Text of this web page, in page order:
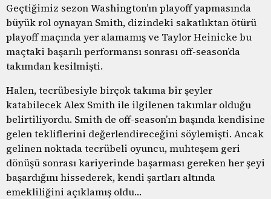
Geçtiğimiz sezon Washington’ın playoff yapmasında
büyük rol oynayan Smith, dizindeki sakatlıktan ötürü
playoff maçında yer alamamış ve Taylor Heinicke bu
maçtaki başarılı performansı sonrası off-season’da
takımdan kesilmişti.
Halen, tecrübesiyle birçok takıma bir şeyler
katabilecek Alex Smith ile ilgilenen takımlar olduğu
belirtiliyordu. Smith de off-season’ın başında kendisine
gelen tekliflerini değerlendireceğini söylemişti. Ancak
gelinen noktada tecrübeli oyuncu, muhteşem geri
dönüşü sonrası kariyerinde başarması gereken her şeyi
başardığını hissederek, kendi şartları altında
emekliliğini açıklamış oldu…